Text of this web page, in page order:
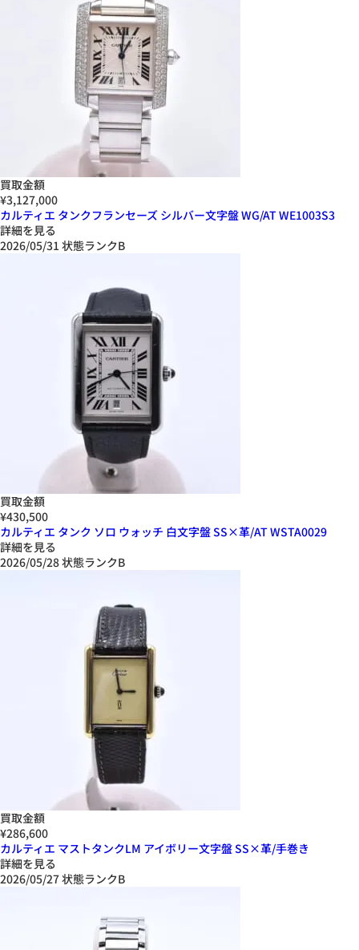
買取金額
¥3,127,000
カルティエ タンクフランセーズ シルバー文字盤 WG/AT WE1003S3
詳細を見る
2026/05/31 状態ランクB
買取金額
¥430,500
カルティエ タンク ソロ ウォッチ 白文字盤 SS×革/AT WSTA0029
詳細を見る
2026/05/28状態ランクB
買取金額
¥286,600
カルティエ マストタンクLM アイボリー文字盤 SS×革/手巻き
詳細を見る
2026/05/27状態ランクB